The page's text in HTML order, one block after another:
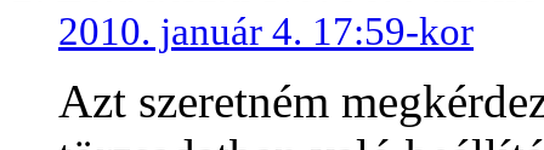
2010. január 4. 17:59-kor
Azt szeretném